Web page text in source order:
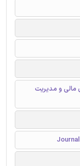
مالی و مدیریت